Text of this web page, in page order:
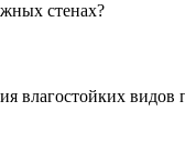
стенах?
влагостойких видов